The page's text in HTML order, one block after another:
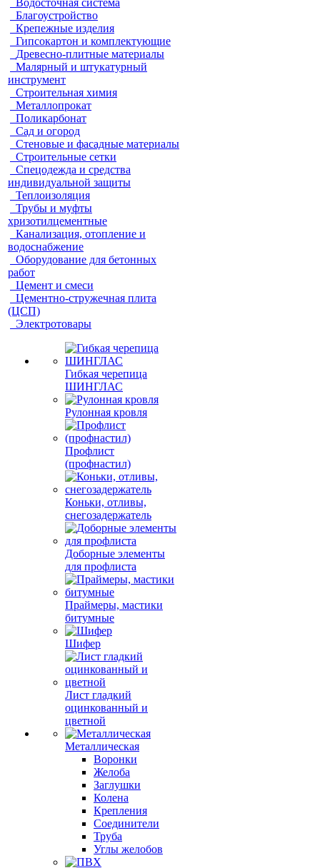
Водосточная система
Благоустройство
Крепежные изделия
Гипсокартон и комплектующие
Древесно-плитные материалы
Малярный и штукатурный
инструмент
Строительная химия
Металлопрокат
Поликарбонат
Сад и огород
Стеновые и фасадные материалы
Строительные сетки
Спецодежда и средства
индивидуальной защиты
Теплоизоляция
Трубы и муфты
хризотилцементные
Канализация, отопление и
водоснабжение
Оборудование для бетонных
работ
Цемент и смеси
Цементно-стружечная плита
(ЦСП)
Электротовары
Гибкая черепица
ШИНГЛАС
Рулонная кровля
Профлист
(профнастил)
Коньки, отливы,
снегозадержатель
Доборные элементы
для профлиста
Праймеры, мастики
битумные
Шифер
Лист гладкий
оцинкованный и
цветной
Металлическая
Воронки
Желоба
Заглушки
Колена
Крепления
Соединители
Труба
Углы желобов